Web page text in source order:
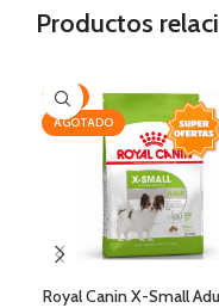
Productos
-7%
AGOTADO
Royal Canin X-Small